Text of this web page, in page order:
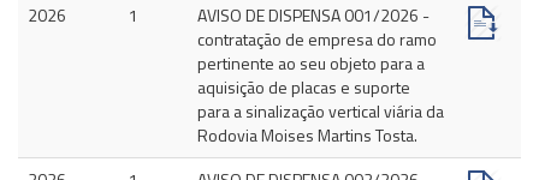
2026
1
AVISO DE DISPENSA 001/2026 -
contratação de empresa do ramo
pertinente ao seu objeto para a
aquisição de placas e suporte
para a sinalização vertical viária da
Rodovia Moises Martins Tosta.